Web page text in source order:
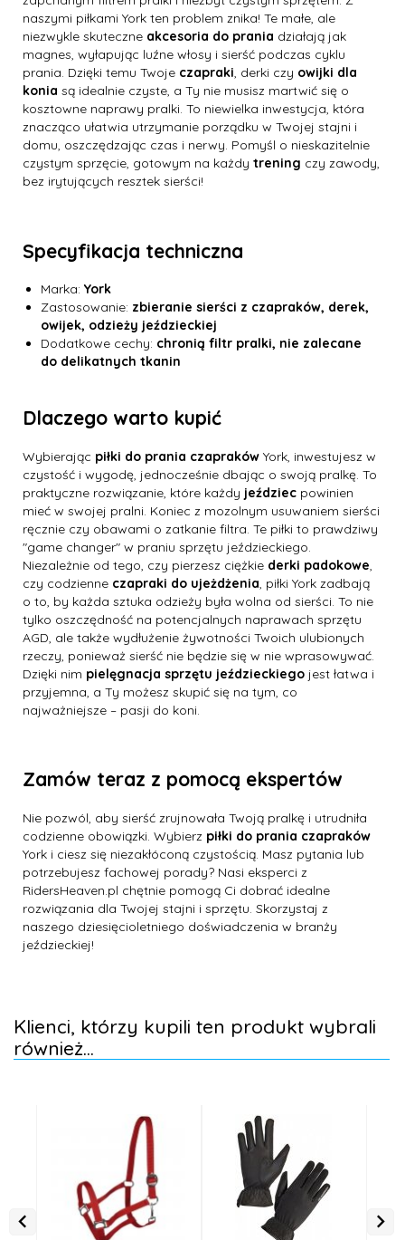
naszymi piłkami York ten problem znika! Te małe, ale
niezwykle skuteczne akcesoria do prania działają jak
magnes, wyłapując luźne włosy i sierść podczas cyklu
prania. Dzięki temu Twoje czapraki, derki czy owijki dla
konia są idealnie czyste, a Ty nie musisz martwić się o
kosztowne naprawy pralki. To niewielka inwestycja, która
znacząco ułatwia utrzymanie porządku w Twojej stajni i
domu, oszczędzając czas i nerwy. Pomyśl o nieskazitelnie
czystym sprzęcie, gotowym na każdy trening czy zawody,
bez irytujących resztek sierści!
Specyfikacja techniczna
Marka: York
Zastosowanie: zbieranie sierści z czapraków, derek,
owijek, odzieży jeździeckiej
Dodatkowe cechy: chronią filtr pralki, nie zalecane
do delikatnych tkanin
Dlaczego warto kupić
Wybierając piłki do prania czapraków York, inwestujesz w
czystość i wygodę, jednocześnie dbając o swoją pralkę. To
praktyczne rozwiązanie, które każdy jeździec powinien
mieć w swojej pralni. Koniec z mozolnym usuwaniem sierści
ręcznie czy obawami o zatkanie filtra. Te piłki to prawdziwy
"game changer" w praniu sprzętu jeździeckiego.
Niezależnie od tego, czy pierzesz ciężkie derki padokowe,
czy codzienne czapraki do ujeżdżenia, piłki York zadbają
o to, by każda sztuka odzieży była wolna od sierści. To nie
tylko oszczędność na potencjalnych naprawach sprzętu
AGD, ale także wydłużenie żywotności Twoich ulubionych
rzeczy, ponieważ sierść nie będzie się w nie wprasowywać.
Dzięki nim pielęgnacja sprzętu jeździeckiego jest łatwa i
przyjemna, a Ty możesz skupić się na tym, co
najważniejsze – pasji do koni.
Zamów teraz z pomocą ekspertów
Nie pozwól, aby sierść zrujnowała Twoją pralkę i utrudniła
codzienne obowiązki. Wybierz piłki do prania czapraków
York i ciesz się niezakłóconą czystością. Masz pytania lub
potrzebujesz fachowej porady? Nasi eksperci z
RidersHeaven.pl chętnie pomogą Ci dobrać idealne
rozwiązania dla Twojej stajni i sprzętu. Skorzystaj z
naszego dziesięcioletniego doświadczenia w branży
jeździeckiej!
Klienci, którzy kupili ten produkt wybrali
również...